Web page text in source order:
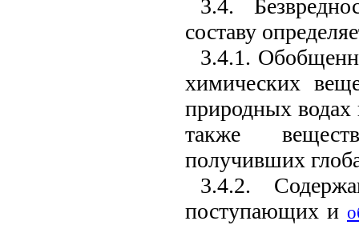
3.4.
составу
3.4.1.
химических
природных водах
также
получивших
3.4.2.
поступающих и